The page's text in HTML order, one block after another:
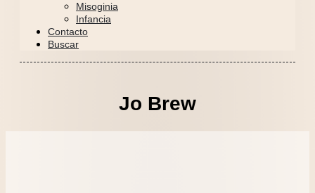
Misoginia
Infancia
Contacto
Buscar
Jo Brew